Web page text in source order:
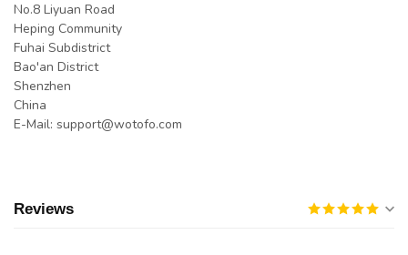
No.8 Liyuan Road
Heping Community
Fuhai Subdistrict
Bao'an District
Shenzhen
China
E-Mail: support@wotofo.com
Reviews